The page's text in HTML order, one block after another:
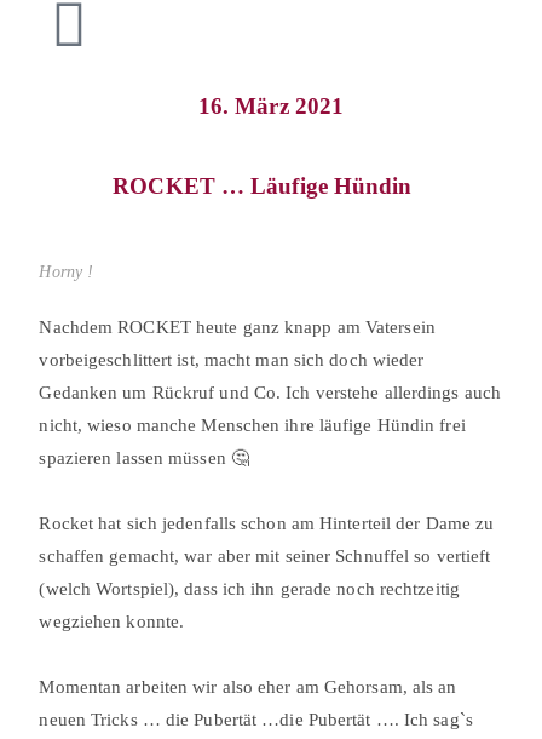
16. März 2021
ROCKET … Läufige Hündin⠀
Horny !
Nachdem ROCKET heute ganz knapp am Vatersein
vorbeigeschlittert ist, macht man sich doch wieder
Gedanken um Rückruf und Co. Ich verstehe allerdings auch
nicht, wieso manche Menschen ihre läufige Hündin frei
spazieren lassen müssen 🤔⠀
Rocket hat sich jedenfalls schon am Hinterteil der Dame zu
schaffen gemacht, war aber mit seiner Schnuffel so vertieft
(welch Wortspiel), dass ich ihn gerade noch rechtzeitig
wegziehen konnte.⠀
Momentan arbeiten wir also eher am Gehorsam, als an
neuen Tricks … die Pubertät …die Pubertät …. Ich sag`s